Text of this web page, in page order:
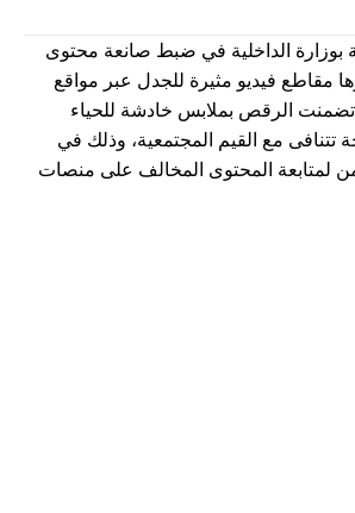
بوزارة الداخلية في ضبط صانعة محتوى
مقاطع فيديو مثيرة للجدل عبر مواقع
تضمنت الرقص بملابس خادشة للحياء
تتنافى مع القيم المجتمعية، وذلك في
لمتابعة المحتوى المخالف على منصات